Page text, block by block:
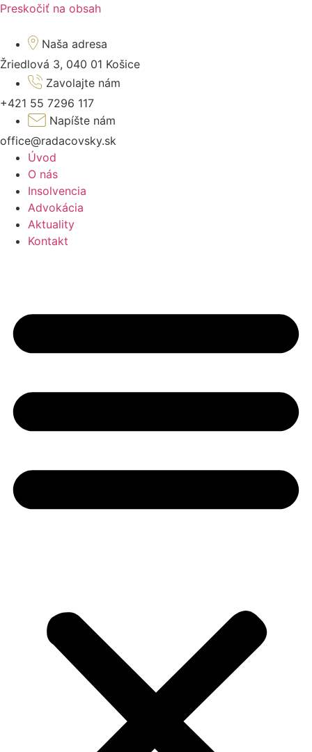
Preskočiť na obsah
Naša adresa
Žriedlová 3, 040 01 Košice
Zavolajte nám
+421 55 7296 117
Napíšte nám
office@radacovsky.sk
Úvod
O nás
Insolvencia
Advokácia
Aktuality
Kontakt